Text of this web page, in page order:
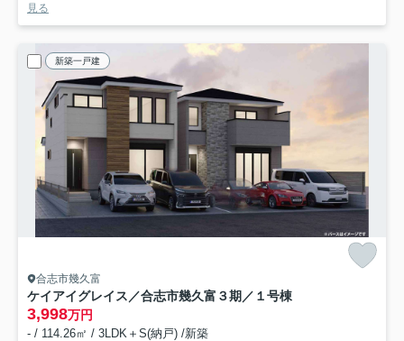
見る
新築一戸建
合志市幾久富
ケイアイグレイス／合志市幾久富３期／１号棟
3,998万円
- / 114.26㎡ / 3LDK＋S(納戸) /新築